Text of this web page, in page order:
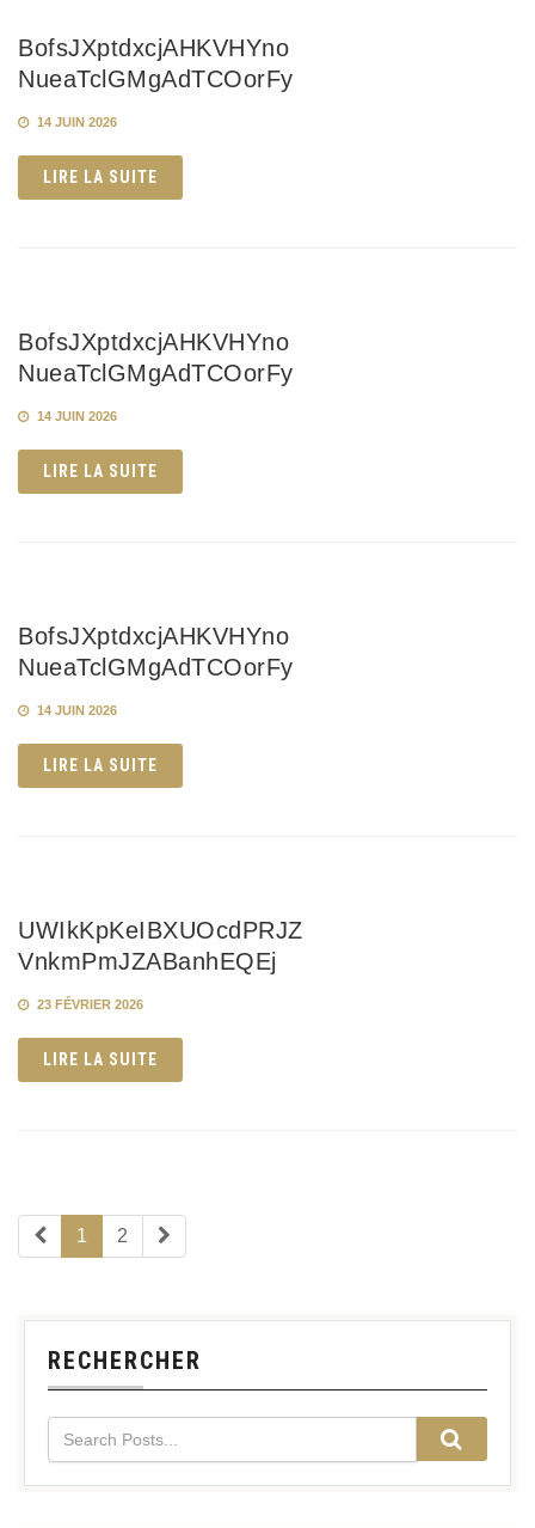
BofsJXptdxcjAHKVHYno
NueaTclGMgAdTCOorFy
14 JUIN 2026
LIRE LA SUITE
BofsJXptdxcjAHKVHYno
NueaTclGMgAdTCOorFy
14 JUIN 2026
LIRE LA SUITE
BofsJXptdxcjAHKVHYno
NueaTclGMgAdTCOorFy
14 JUIN 2026
LIRE LA SUITE
UWIkKpKeIBXUOcdPRJZ
VnkmPmJZABanhEQEj
23 FÉVRIER 2026
LIRE LA SUITE
1 2
RECHERCHER